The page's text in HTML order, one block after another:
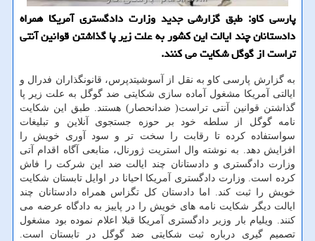
پارسی كاو: طبق گزارشی جدید وزارت دادگستری آمریكا همراه
دادستانان چند ایالت این كشور به علت زیر پا گذاشتن قوانین آنتی
تراست از گوگل شكایت می كنند.
به گزارش پارسی کاو به نقل از آسوشیتدپرس، قانونگذاران فدرال و
ایالتی آمریکا مشغول آماده سازی شکایتی ضد گوگل به علت زیر پا
گذاشتن قوانین آنتی تراست( ضدانحصار) هستند. طبق این شکایت
نامه گوگل از سلطه خود بر حوزه جستجوی آنلاین و تبلیغات
سواستفاده کرده تا رقابت را سخت تر و سود آوری خویش را
افزایش دهد. به نوشته وال استریت ژورنال، منابعی آگاه اقدام آتی
وزارت دادگستری و دادستانان چند ایالت ضد این شرکت را فاش
کرده است. وزارت دادگستری آمریکا احیانا در اوایل تابستان شکایت
خویش را ثبت کند. اما دادستان کل تگزاس همراه دادستانان چند
ایالت دیگر شکایت نامه های خویش را در پاییز به دادگاه عرضه می
کنند. ویلیام بار وزیر دادگستری آمریکا قبلا اعلام نموده بود مشغول
تصمیم گیری درباره ثبت شکایتی ضد گوگل در تابستان است.